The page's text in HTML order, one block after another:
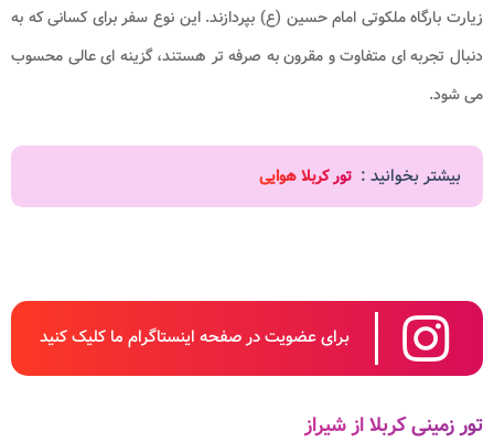
زیارت بارگاه ملکوتی امام حسین (ع) بپردازند. این نوع سفر برای کسانی که به
دنبال تجربه ای متفاوت و مقرون به صرفه تر هستند، گزینه ای عالی محسوب
می شود.
بیشتر بخوانید : تور کربلا هوایی
برای عضویت در صفحه اینستاگرام ما کلیک کنید
تور زمینی کربلا از شیراز